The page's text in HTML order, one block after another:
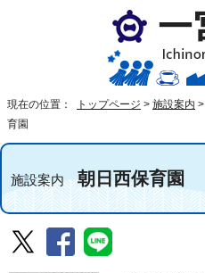
現在の位置： トップページ > 施設案内 >
育園
施設案内朝日西保育園